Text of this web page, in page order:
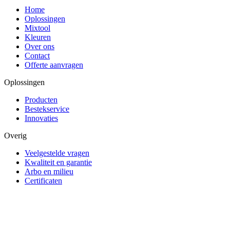
Home
Oplossingen
Mixtool
Kleuren
Over ons
Contact
Offerte aanvragen
Oplossingen
Producten
Bestekservice
Innovaties
Overig
Veelgestelde vragen
Kwaliteit en garantie
Arbo en milieu
Certificaten